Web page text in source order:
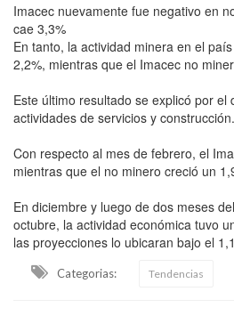
Imacec nuevamente fue negativo en
cae 3,3%
En tanto, la actividad minera en el
2,2%, mientras que el Imacec no
Este último resultado se explicó por el
actividades de servicios y construcción.
Con respecto al mes de febrero, el
mientras que el no minero creció un
En diciembre y luego de dos meses
octubre, la actividad económica tuvo
las proyecciones lo ubicaran bajo el
Categorias: Tendencias